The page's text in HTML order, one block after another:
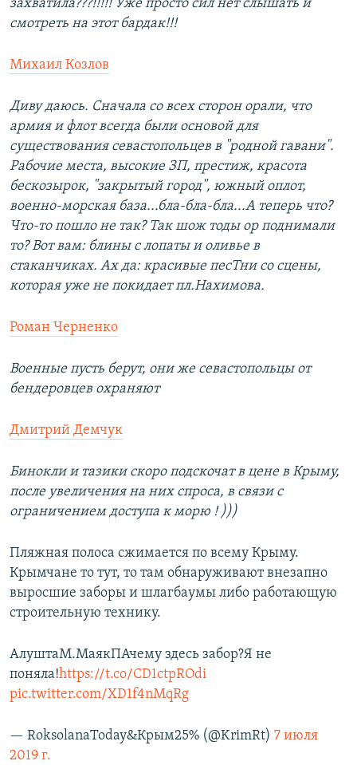
захватила???!!!!! Уже просто сил нет слышать и
смотреть на этот бардак!!!
Михаил Козлов
Диву даюсь. Сначала со всех сторон орали, что
армия и флот всегда были основой для
существования севастопольцев в "родной гавани".
Рабочие места, высокие ЗП, престиж, красота
бескозырок, "закрытый город", южный оплот,
военно-морская база...бла-бла-бла...А теперь что?
Что-то пошло не так? Так шож тоды ор поднимали
то? Вот вам: блины с лопаты и оливье в
стаканчиках. Ах да: красивые песТни со сцены,
которая уже не покидает пл.Нахимова.
Роман Черненко
Военные пусть берут, они же севастопольцы от
бендеровцев охраняют
Дмитрий Демчук
Бинокли и тазики скоро подскочат в цене в Крыму,
после увеличения на них спроса, в связи с
ограничением доступа к морю ! )))
Пляжная полоса сжимается по всему Крыму.
Крымчане то тут, то там обнаруживают внезапно
выросшие заборы и шлагбаумы либо работающую
строительную технику.
АлуштаМ.МаякПАчему здесь забор?Я не
поняла!https://t.co/CD1ctpROdi
pic.twitter.com/XD1f4nMqRg
— RoksolanaToday&Крым25% (@KrimRt) 7 июля
2019 г.